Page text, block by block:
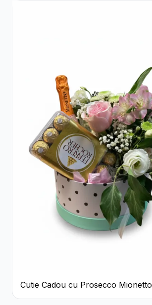
Cutie Cadou cu Prosecco Mionetto
Ferrero Rocher și Flori Pastelate